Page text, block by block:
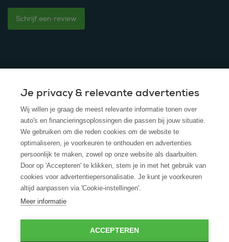
Schrijf een review
© 2025 - ROS Krediet Service
Algemene Voorwaarden
Disclaimer
Privacy Policy
Cookies
Cookie policy
Je privacy & relevante advertenties
Wij willen je graag de meest relevante informatie tonen over
auto's en financieringsoplossingen die passen bij jouw situatie.
We gebruiken om die reden cookies om de website te
optimaliseren, je voorkeuren te onthouden en advertenties
persoonlijk te maken, zowel op onze website als daarbuiten.
Door op 'Accepteren' te klikken, stem je in met het gebruik van
cookies voor advertentiepersonalisatie. Je kunt je voorkeuren
altijd aanpassen via 'Cookie-instellingen'.
Meer informatie
ACCEPTEREN